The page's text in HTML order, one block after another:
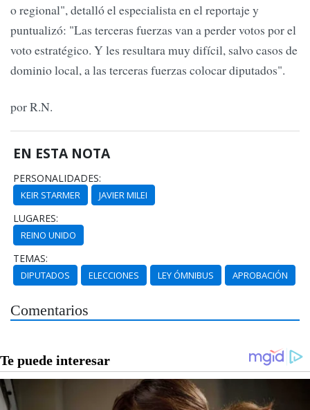
o regional", detalló el especialista en el reportaje y
puntualizó: "Las terceras fuerzas van a perder votos por el
voto estratégico. Y les resultara muy difícil, salvo casos de
dominio local, a las terceras fuerzas colocar diputados".
por R.N.
EN ESTA NOTA
PERSONALIDADES:
KEIR STARMER JAVIER MILEI
LUGARES:
REINO UNIDO
TEMAS:
DIPUTADOS ELECCIONES LEY ÓMNIBUS APROBACIÓN
Comentarios